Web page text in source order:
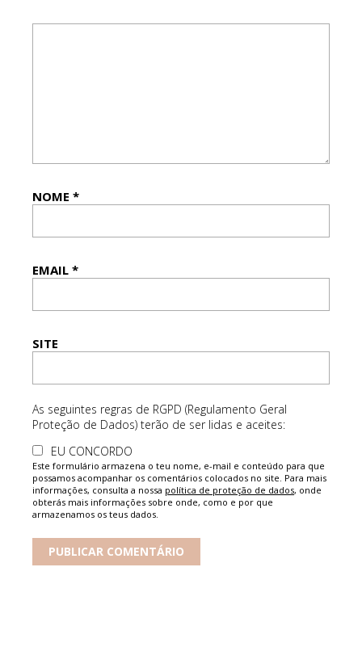
NOME *
EMAIL *
SITE
As seguintes regras de RGPD (Regulamento Geral
Proteção de Dados) terão de ser lidas e aceites:
EU CONCORDO
Este formulário armazena o teu nome, e-mail e conteúdo para que
possamos acompanhar os comentários colocados no site. Para mais
informações, consulta a nossa política de proteção de dados, onde
obterás mais informações sobre onde, como e por que
armazenamos os teus dados.